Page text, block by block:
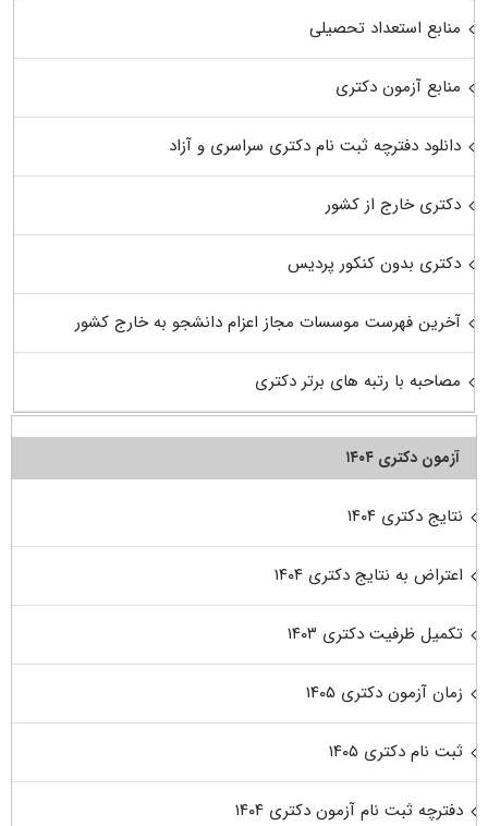
منابع استعداد تحصیلی
منابع آزمون دکتری
دانلود دفترچه ثبت نام دکتری سراسری و آزاد
دکتری خارج از کشور
دکتری بدون کنکور پردیس
آخرین فهرست موسسات مجاز اعزام دانشجو به خارج کشور
مصاحبه با رتبه های برتر دکتری
آزمون دکتری ۱۴۰۴
نتایج دکتری ۱۴۰۴
اعتراض به نتایج دکتری ۱۴۰۴
تکمیل ظرفیت دکتری ۱۴۰۳
زمان آزمون دکتری ۱۴۰۵
ثبت نام دکتری ۱۴۰۵
دفترچه ثبت نام آزمون دکتری ۱۴۰۴